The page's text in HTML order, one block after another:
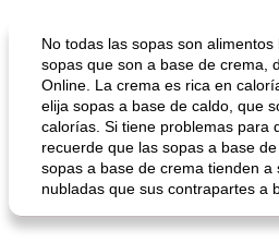
No todas las sopas son
sopas que son a base de crema,
Online. La crema es rica en
elija sopas a base de caldo, que
calorías. Si tiene problemas para
recuerde que las sopas a base
sopas a base de crema tienden a
nubladas que sus contrapartes a